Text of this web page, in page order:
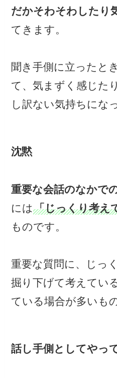
だかそわそわしたり
てきます。
聞き手側に立ったと
て、気まずく感じた
し訳ない気持ちにな
沈黙
重要な会話のなかで
には「じっくり考え
ものです。
重要な質問に、じっ
掘り下げて考えてい
ている場合が多いも
話し手側としてやっ